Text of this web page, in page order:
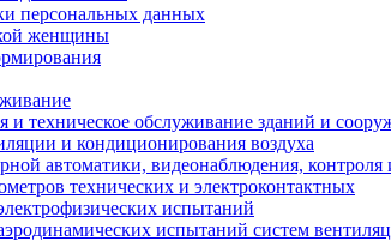
персональных данных
женщины
и техническое обслуживание зданий и
и кондиционирования воздуха
автоматики, видеонаблюдения, контроля
технических и электроконтактных
испытаний
испытаний систем